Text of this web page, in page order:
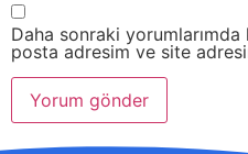
Daha sonraki yorumlarımda
posta adresim ve site